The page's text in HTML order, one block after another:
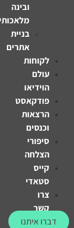
ובינה
בניית
אתרים
לקוחות
עולם
הוידיאו
פודקאסט
הרצאות
וכנסים
סיפורי
הצלחה
קייס
סטאדי
צרו
קשר
דברו איתנו